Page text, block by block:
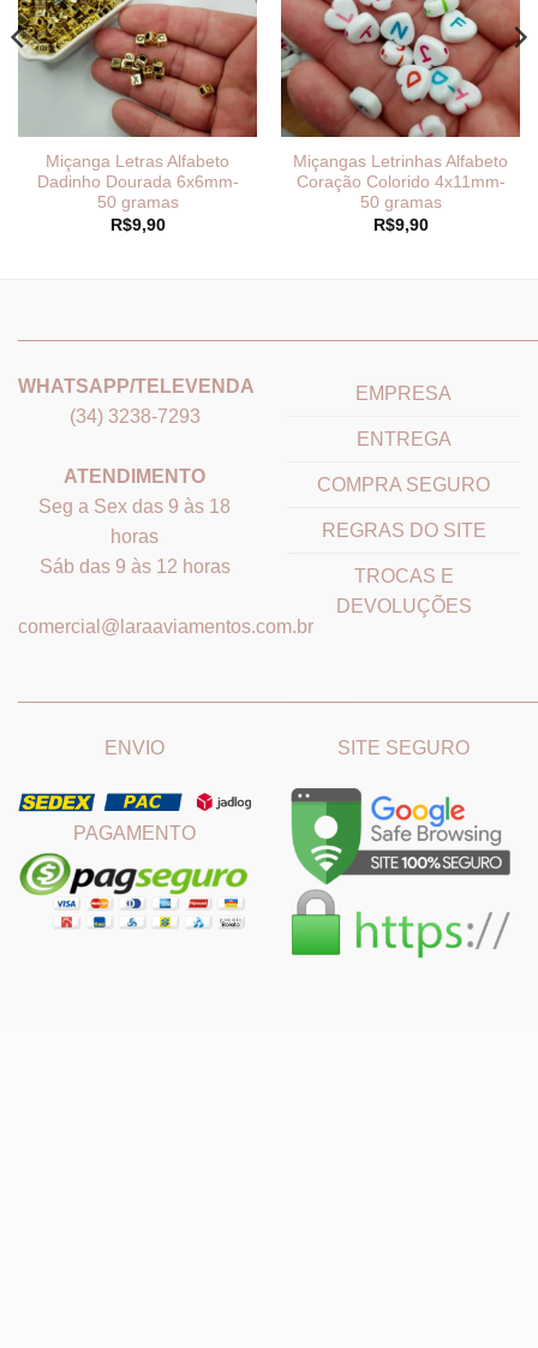
Miçanga Letras Alfabeto
Dadinho Dourada 6x6mm-
50 gramas
R$9,90
Miçangas Letrinhas Alfabeto
Coração Colorido 4x11mm-
50 gramas
R$9,90
WHATSAPP/TELEVENDA
(34) 3238-7293
ATENDIMENTO
Seg a Sex das 9 às 18
horas
Sáb das 9 às 12 horas
comercial@laraaviamentos.com.br
EMPRESA
ENTREGA
COMPRA SEGURO
REGRAS DO SITE
TROCAS E
DEVOLUÇÕES
ENVIO
PAGAMENTO
SITE SEGURO